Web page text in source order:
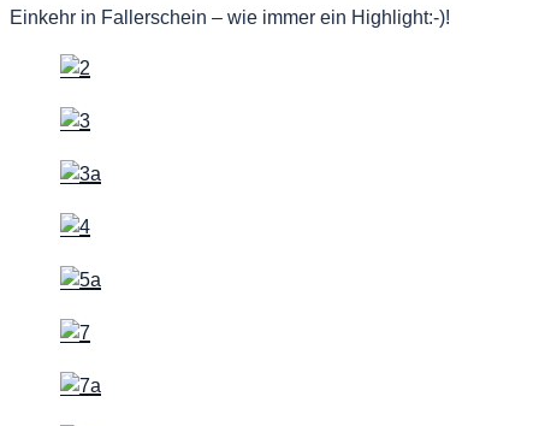
Einkehr in Fallerschein – wie immer ein Highlight:-)!